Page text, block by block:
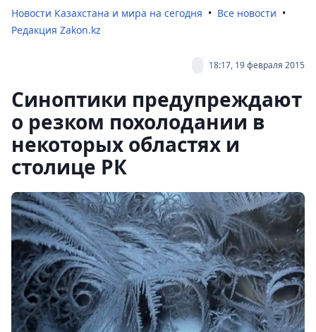
Новости Казахстана и мира на сегодня
Все новости
Редакция Zakon.kz
18:17, 19 февраля 2015
Синоптики предупреждают
о резком похолодании в
некоторых областях и
столице РК